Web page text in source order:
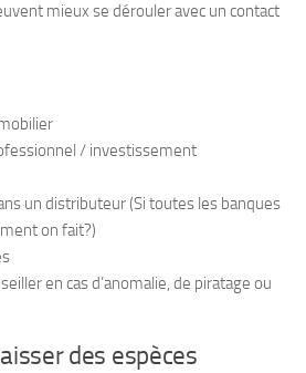
mieux se dérouler avec un contact
/ investissement
un distributeur (Si toutes les banques
on fait?)
en cas d’anomalie, de piratage ou
des espèces